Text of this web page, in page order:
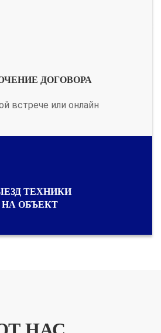
ДОГОВОРА
встрече или онлайн
ТЕХНИКИ
НА ОБЪЕКТ